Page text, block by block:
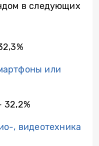
в следующих
или
32,2%
, видеотехника